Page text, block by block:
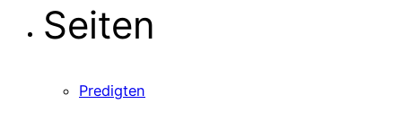
Seiten
Predigten